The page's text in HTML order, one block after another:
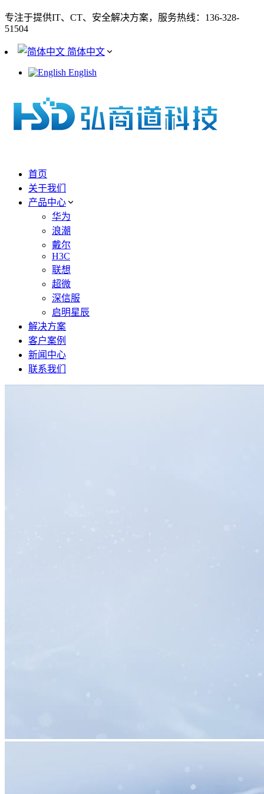
专注于提供IT、CT、安全解决方案，服务热线：136-328-
51504
简体中文
English
首页
关于我们
产品中心
华为
浪潮
戴尔
H3C
联想
超微
深信服
启明星辰
解决方案
客户案例
新闻中心
联系我们